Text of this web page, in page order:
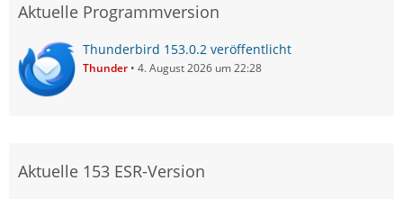
Aktuelle Programmversion
Thunderbird 153.0.2 veröffentlicht
Thunder 4. August 2026 um 22:28
Aktuelle 153 ESR-Version